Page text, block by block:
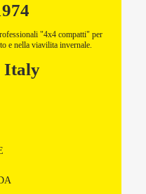
"4x4 compatti" per
e nella viavilita invernale.
Italy